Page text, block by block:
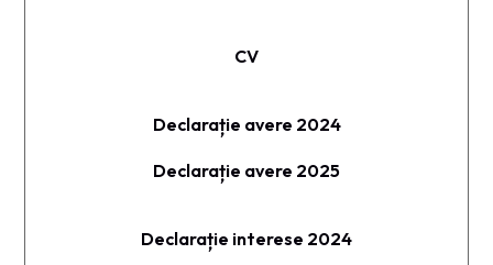
CV
Declarație avere 2024
Declarație avere 2025
Declarație interese 2024